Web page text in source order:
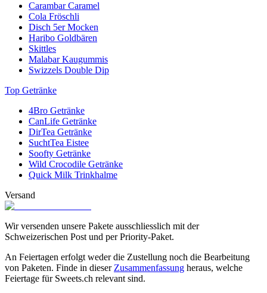
Carambar Caramel
Cola Fröschli
Disch 5er Mocken
Haribo Goldbären
Skittles
Malabar Kaugummis
Swizzels Double Dip
Top Getränke
4Bro Getränke
CanLife Getränke
DirTea Getränke
SuchtTea Eistee
Soofty Getränke
Wild Crocodile Getränke
Quick Milk Trinkhalme
Versand
Wir versenden unsere Pakete ausschliesslich mit der
Schweizerischen Post und per Priority-Paket.
An Feiertagen erfolgt weder die Zustellung noch die Bearbeitung
von Paketen. Finde in dieser Zusammenfassung heraus, welche
Feiertage für Sweets.ch relevant sind.